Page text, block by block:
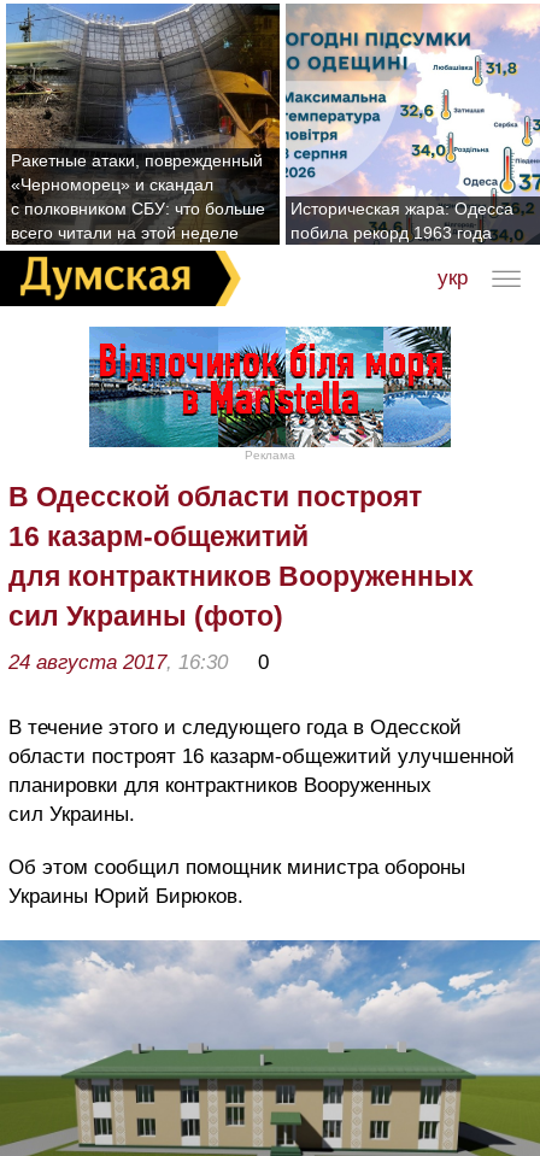
Ракетные атаки, поврежденный
«Черноморец» и скандал
с полковником СБУ: что больше
всего читали на этой неделе
Историческая жара: Одесса
побила рекорд 1963 года
укр
Реклама
В Одесской области построят
16 казарм-общежитий
для контрактников Вооруженных
сил Украины (фото)
24 августа 2017, 16:30 0
В течение этого и следующего года в Одесской
области построят 16 казарм-общежитий улучшенной
планировки для контрактников Вооруженных
сил Украины.
Об этом сообщил помощник министра обороны
Украины Юрий Бирюков.